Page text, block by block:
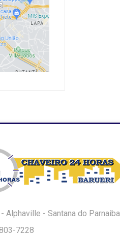
Alphaville - Santana do Parnaiba
7228